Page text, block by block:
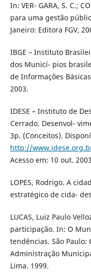
In: VER- GARA, S. C.;
para uma gestão
Janeiro: Editora FGV,
IBGE – Instituto
dos Municí- pios
de Informações
2003.
IDESE – Instituto de
Cerrado. Desenvol-
3p. (Conceitos).
http://
Acesso em: 10 out.
LOPES, Rodrigo. A
estratégico de cida-
LUCAS, Luiz Paulo
participação. In: O
tendências. São Paulo:
Administração
Lima. 1999.